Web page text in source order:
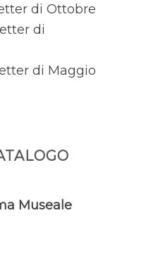
di Ottobre
di
di Maggio
Museale